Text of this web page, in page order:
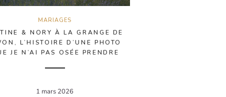
MARIAGES
& NORY À LA GRANGE DE
L’HISTOIRE D’UNE PHOTO
JE N’AI PAS OSÉE PRENDRE
1 mars 2026